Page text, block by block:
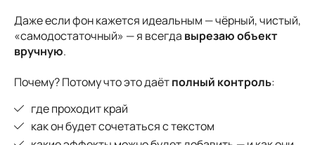
Даже если фон кажется идеальным — чёрный, чистый,
«самодостаточный» — я всегда вырезаю объект
вручную.
Почему? Потому что это даётполный контроль:
где проходит край
как он будет сочетаться с текстом